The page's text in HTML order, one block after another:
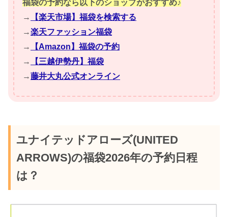
福袋の予約なら以下のショップがおすすめ♪
→
【楽天市場】福袋を検索する
→楽天ファッション福袋
→
【Amazon】福袋の予約
→
【三越伊勢丹】福袋
→藤井大丸公式オンライン
ユナイテッドアローズ(UNITED
ARROWS)の福袋2026年の予約日程
は？